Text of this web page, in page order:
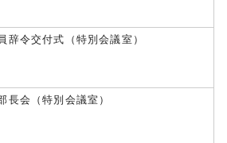
辞令交付式（特別会議室）
長会（特別会議室）